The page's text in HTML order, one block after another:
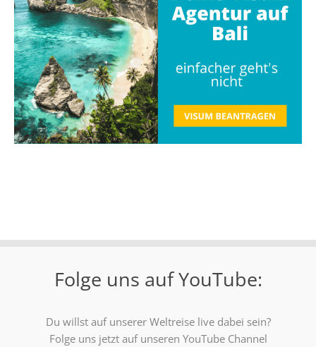
Folge uns auf YouTube:
Du willst auf unserer Weltreise live dabei sein?
Folge uns jetzt auf unseren YouTube Channel